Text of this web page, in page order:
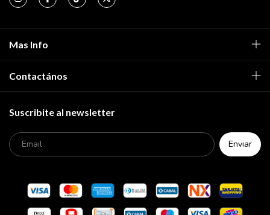
Mas Info
Contactános
Suscribite al newsletter